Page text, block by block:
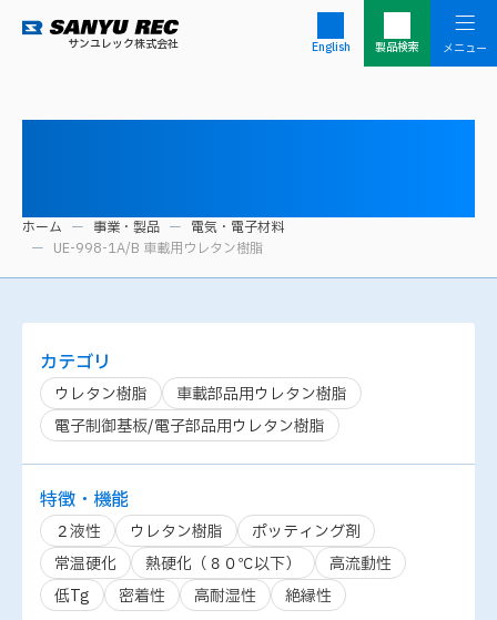
サンユレック株式会社 English 製品検索
ホーム 事業・製品
電気・電子材料
UE-998-1A/B 車載用ウレタン樹脂
カテゴリ
ウレタン樹脂
車載部品用ウレタン樹脂
電子制御基板/電子部品用ウレタン樹脂
特徴・機能
２液性 ウレタン樹脂
ポッティング剤
常温硬化
熱硬化（８０℃以下）
高流動性
低Tg
密着性 高耐湿性 絶縁性